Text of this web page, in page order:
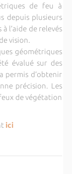
de feu à
depuis plusieurs
l’aide de relevés
vision.
géométriques
évalué sur des
permis d’obtenir
précision. Les
de végétation
ici